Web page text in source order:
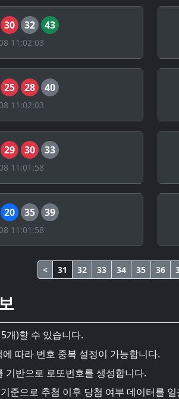
30 32 43
11:02:03
25 28 40
11:02:03
29 30 33
11:01:58
20 35 39
11:01:58
< 31 32 33 34 35 36
개)할 수 있습니다.
따라 번호 중복 설정이 가능합니다.
반으로 로또번호를 생성합니다.
준으로 추첨 이후 당첨 여부 데이터를